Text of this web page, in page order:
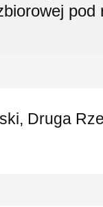
pod
Druga